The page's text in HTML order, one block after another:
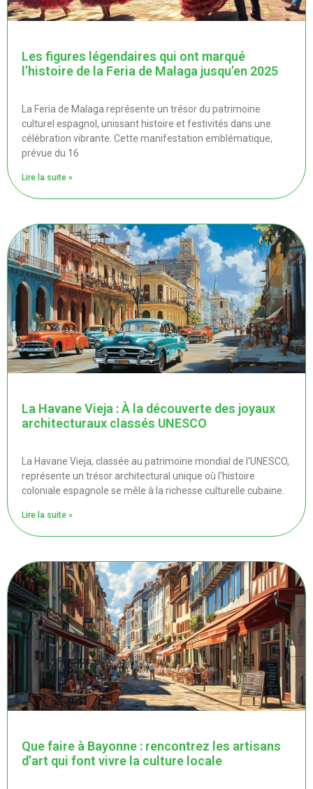
Les figures légendaires qui ont marqué
l’histoire de la Feria de Malaga jusqu’en 2025
La Feria de Malaga représente un trésor du patrimoine
culturel espagnol, unissant histoire et festivités dans une
célébration vibrante. Cette manifestation emblématique,
prévue du 16
Lire la suite »
La Havane Vieja : À la découverte des joyaux
architecturaux classés UNESCO
La Havane Vieja, classée au patrimoine mondial de l'UNESCO,
représente un trésor architectural unique où l'histoire
coloniale espagnole se mêle à la richesse culturelle cubaine.
Lire la suite »
Que faire à Bayonne : rencontrez les artisans
d’art qui font vivre la culture locale